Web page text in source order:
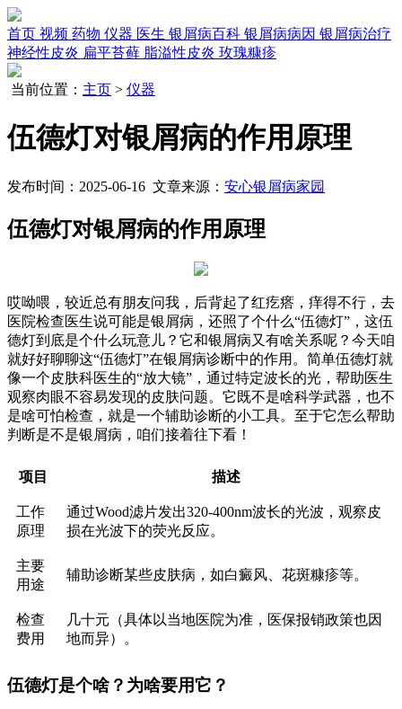
首页 视频 药物 仪器 医生 银屑病百科 银屑病病因 银屑病治疗
神经性皮炎 扁平苔藓 脂溢性皮炎 玫瑰糠疹
当前位置： 主页 > 仪器
伍德灯对银屑病的作用原理
发布时间：2025-06-16 文章来源： 安心银屑病家园
伍德灯对银屑病的作用原理
哎呦喂，较近总有朋友问我，后背起了红疙瘩，痒得不行，去
医院检查医生说可能是银屑病，还照了个什么“伍德灯”，这伍
德灯到底是个什么玩意儿？它和银屑病又有啥关系呢？今天咱
就好好聊聊这“伍德灯”在银屑病诊断中的作用。简单伍德灯就
像一个皮肤科医生的“放大镜”，通过特定波长的光，帮助医生
观察肉眼不容易发现的皮肤问题。它既不是啥科学武器，也不
是啥可怕检查，就是一个辅助诊断的小工具。至于它怎么帮助
判断是不是银屑病，咱们接着往下看！
项目 描述
工作
原理
通过Wood滤片发出320-400nm波长的光波，观察皮
损在光波下的荧光反应。
主要
用途
辅助诊断某些皮肤病，如白癜风、花斑糠疹等。
检查
费用
几十元（具体以当地医院为准，医保报销政策也因
地而异）。
伍德灯是个啥？为啥要用它？